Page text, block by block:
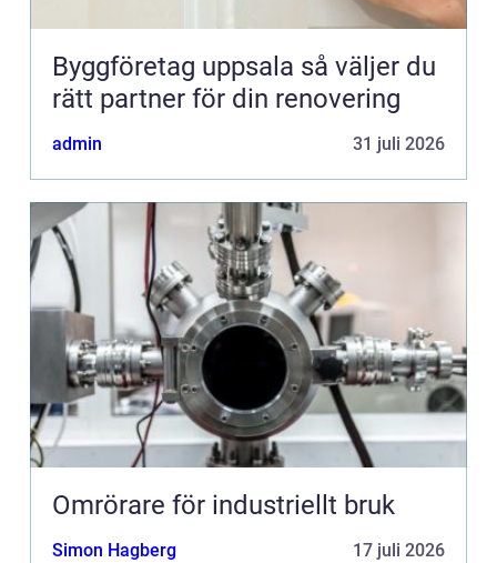
Byggföretag uppsala så väljer du
rätt partner för din renovering
admin 31 juli 2026
Omrörare för industriellt bruk
Simon Hagberg 17 juli 2026